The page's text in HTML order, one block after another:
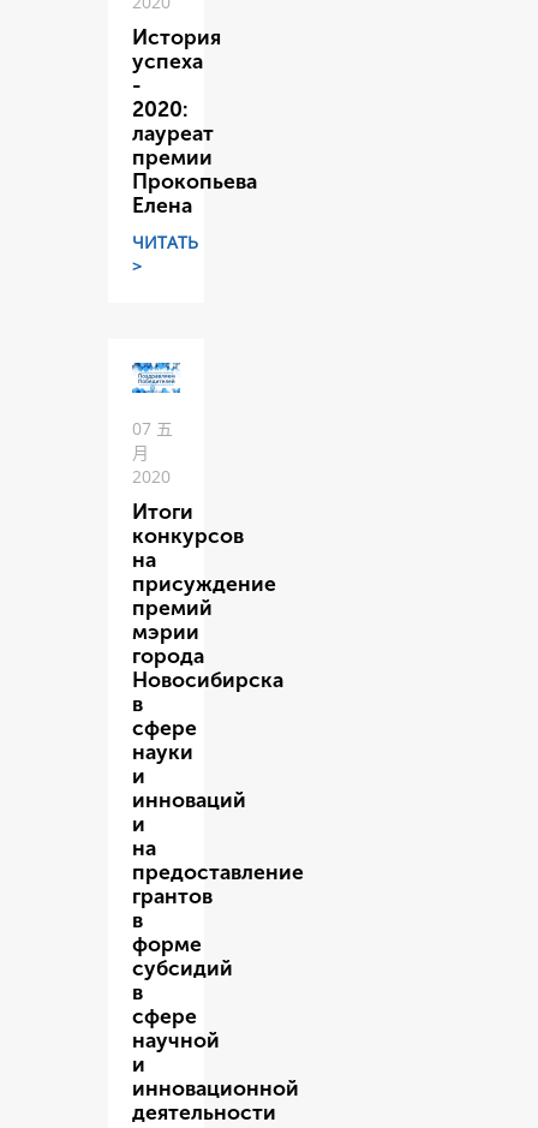
История
успеха
-
2020:
лауреат
премии
Прокопьева
Елена
ЧИТАТЬ
>
07 五
月
2020
Итоги
конкурсов
на
присуждение
премий
мэрии
города
Новосибирска
в
сфере
науки
и
инноваций
и
на
предоставление
грантов
в
форме
субсидий
в
сфере
научной
и
инновационной
деятельности